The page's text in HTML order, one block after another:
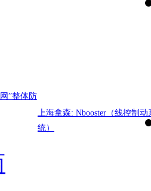
”整体防
上海拿森: Nbooster（线控制动
统）